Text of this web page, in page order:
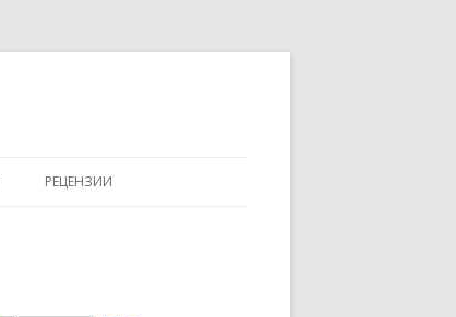
РЕЦЕНЗИИ